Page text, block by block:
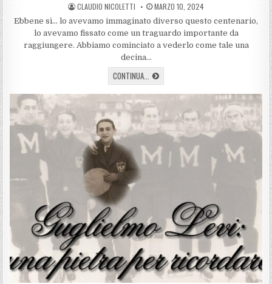
AUTHOR:
CLAUDIO NICOLETTI PUBLISHED
DATE:
MARZO 10, 2024
Ebbene sì… lo avevamo immaginato diverso questo centenario,
lo avevamo fissato come un traguardo importante da
raggiungere. Abbiamo cominciato a vederlo come tale una
decina…
CONTINUA... 1924-
2024:
100
ANNI
DI
HOCKEY